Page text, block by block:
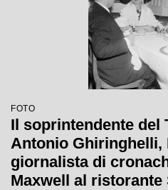
FOTO
Il soprintendente del
Antonio Ghiringhelli,
giornalista di
Maxwell al ristorante